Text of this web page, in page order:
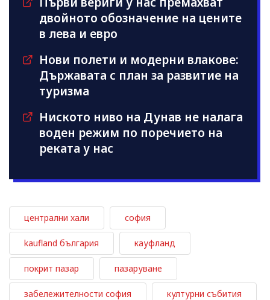
двойното обозначение на цените
в лева и евро
Нови полети и модерни влакове:
Държавата с план за развитие на
туризма
Ниското ниво на Дунав не налага
воден режим по поречието на
реката у нас
централни хали софия
kaufland българия кауфланд
покрит пазар пазаруване
забележителности софия културни събития